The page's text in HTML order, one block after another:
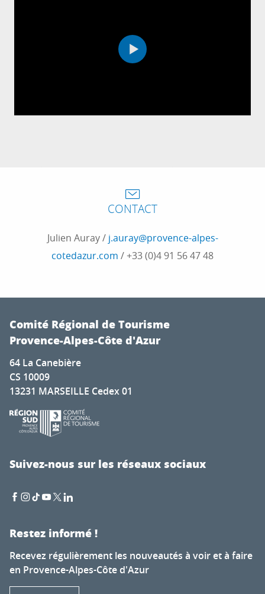
CONTACT
Julien Auray / j.auray@provence-alpes-
cotedazur.com / +33 (0)4 91 56 47 48
Comité Régional de Tourisme
Provence-Alpes-Côte d'Azur
64 La Canebière
CS 10009
13231 MARSEILLE Cedex 01
Suivez-nous sur les réseaux sociaux
Restez informé !
Recevez régulièrement les nouveautés à voir et à faire
en Provence-Alpes-Côte d'Azur